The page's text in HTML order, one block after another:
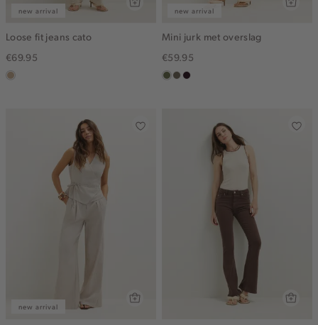
new arrival
Loose fit jeans cato
€69.95
zand
new arrival
Mini jurk met overslag
€59.95
groen,
middenbruin
bordeaux,
new arrival